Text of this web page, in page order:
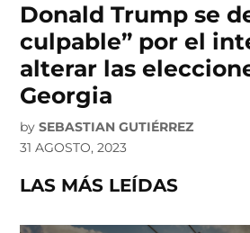
Donald Trump se
culpable” por el
alterar las
Georgia
by SEBASTIAN GUTIÉRREZ
31 AGOSTO, 2023
LAS MÁS LEÍDAS